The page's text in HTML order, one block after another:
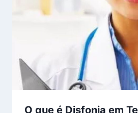
O que é Disfonia em